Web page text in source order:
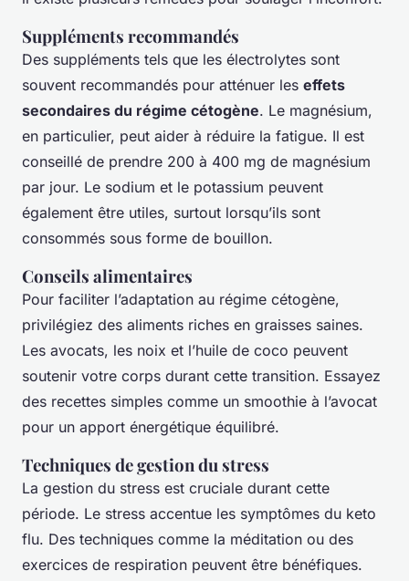
Suppléments recommandés
Des suppléments tels que les électrolytes sont
souvent recommandés pour atténuer les effets
secondaires du régime cétogène. Le magnésium,
en particulier, peut aider à réduire la fatigue. Il est
conseillé de prendre 200 à 400 mg de magnésium
par jour. Le sodium et le potassium peuvent
également être utiles, surtout lorsqu’ils sont
consommés sous forme de bouillon.
Conseils alimentaires
Pour faciliter l’adaptation au régime cétogène,
privilégiez des aliments riches en graisses saines.
Les avocats, les noix et l’huile de coco peuvent
soutenir votre corps durant cette transition. Essayez
des recettes simples comme un smoothie à l’avocat
pour un apport énergétique équilibré.
Techniques de gestion du stress
La gestion du stress est cruciale durant cette
période. Le stress accentue les symptômes du keto
flu. Des techniques comme la méditation ou des
exercices de respiration peuvent être bénéfiques.